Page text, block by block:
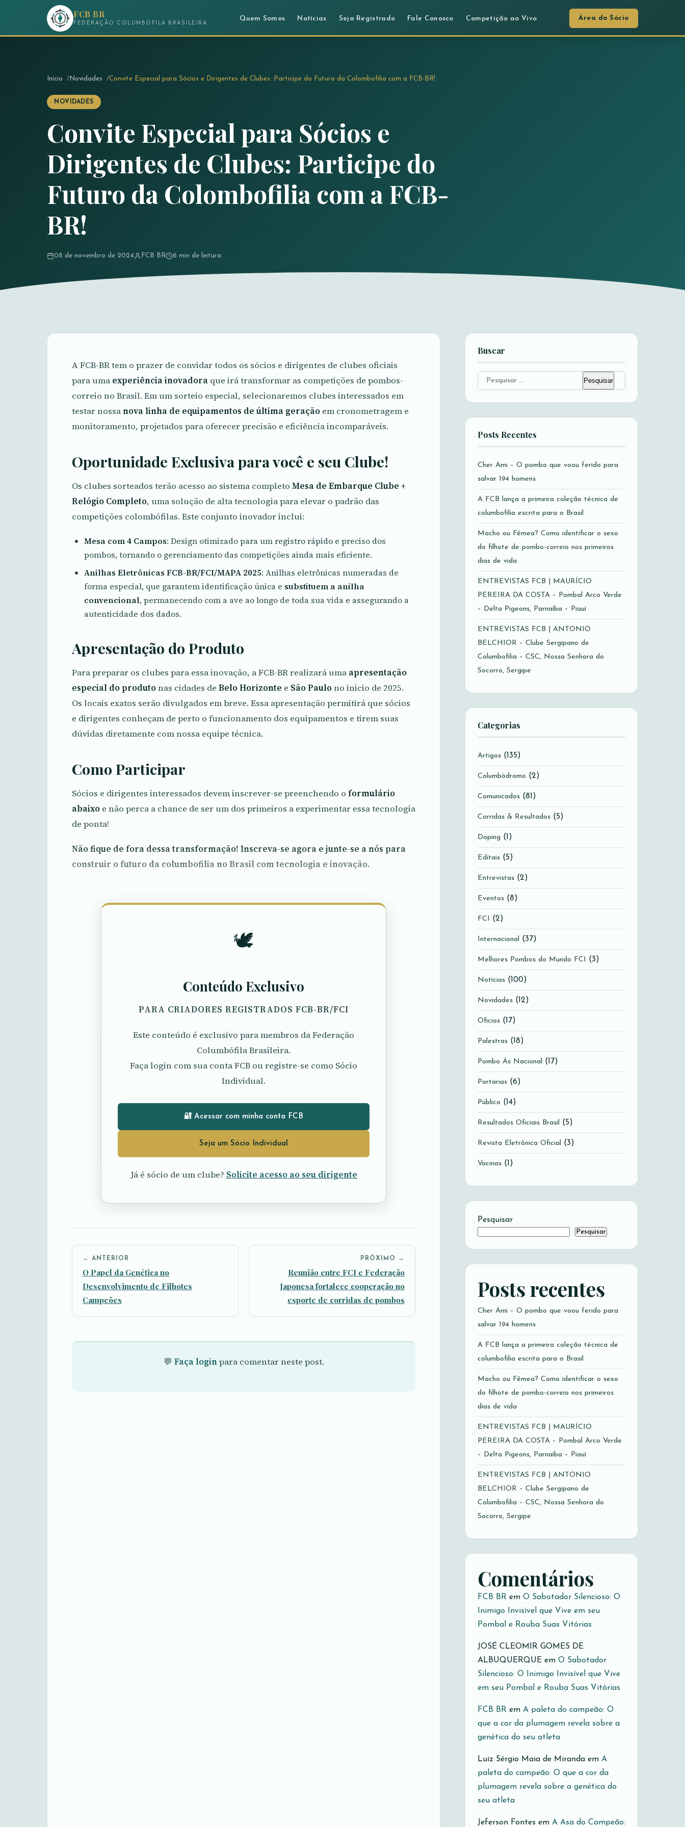
FCB BR
FEDERAÇÃO COLUMBÓFILA BRASILEIRA
Quem Somos Notícias Seja Registrado Fale Conosco Competição ao Vivo Área do Sócio
Início Novidades Convite Especial para Sócios e Dirigentes de Clubes: Participe do Futuro da Colombofilia com a FCB-BR!
NOVIDADES
Convite Especial para Sócios e
Dirigentes de Clubes: Participe do
Futuro da Colombofilia com a FCB-
BR!
08 de novembro de 2024 FCB BR 6 min de leitura
A FCB-BR tem o prazer de convidar todos os sócios e dirigentes de clubes oficiais
para uma experiência inovadora que irá transformar as competições de pombos-
correio no Brasil. Em um sorteio especial, selecionaremos clubes interessados em
testar nossanova linha de equipamentos de última geração em cronometragem e
monitoramento, projetados para oferecer precisão e eficiência incomparáveis.
Oportunidade Exclusiva para você e seu Clube!
Os clubes sorteados terão acesso ao sistema completo Mesa de Embarque Clube +
Relógio Completo, uma solução de alta tecnologia para elevar o padrão das
competições colombófilas. Este conjunto inovador inclui:
Mesa com 4 Campos: Design otimizado para um registro rápido e preciso dos
pombos, tornando o gerenciamento das competições ainda mais eficiente.
Anilhas Eletrônicas FCB-BR/FCI/MAPA 2025: Anilhas eletrônicas numeradas de
forma especial, que garantem identificação única e substituem a anilha
convencional, permanecendo com a ave ao longo de toda sua vida e assegurando a
autenticidade dos dados.
Apresentação do Produto
Para preparar os clubes para essa inovação, a FCB-BR realizará uma apresentação
especial do produtonas cidades de Belo Horizonte e São Paulono inicio de 2025.
Os locais exatos serão divulgados em breve. Essa apresentação permitirá que sócios
e dirigentes conheçam de perto o funcionamento dos equipamentos e tirem suas
dúvidas diretamente com nossa equipe técnica.
Como Participar
Sócios e dirigentes interessados devem inscrever-se preenchendo o formulário
abaixo e não perca a chance de ser um dos primeiros a experimentar essa tecnologia
de ponta!
Não fique de fora dessa transformação! Inscreva-se agora e junte-se a nós para
construir o futuro da columbofilia no Brasil com tecnologia e inovação.
🕊️
Conteúdo Exclusivo
PARA CRIADORES REGISTRADOS FCB-BR/FCI
Este conteúdo é exclusivo para membros da Federação
Columbófila Brasileira.
Faça login com sua conta FCB ou registre-se como Sócio
Individual.
🔐 Acessar com minha conta FCB
Seja um Sócio Individual
Já é sócio de um clube? Solicite acesso ao seu dirigente
← ANTERIOR
O Papel da Genética no
Desenvolvimento de Filhotes
Campeões
PRÓXIMO →
Reunião entre FCI e Federação
Japonesa fortalece cooperação no
esporte de corridas de pombos
💬 Faça loginpara comentar neste post.
Buscar
Pesquisar
por:
Posts Recentes
Cher Ami – O pombo que voou ferido para
salvar 194 homens
A FCB lança a primeira coleção técnica de
columbofilia escrita para o Brasil
Macho ou Fêmea? Como identificar o sexo
do filhote de pombo-correio nos primeiros
dias de vida
ENTREVISTAS FCB | MAURÍCIO
PEREIRA DA COSTA – Pombal Arco Verde
– Delta Pigeons, Parnaíba – Piauí
ENTREVISTAS FCB | ANTONIO
BELCHIOR – Clube Sergipano de
Columbofilia – CSC, Nossa Senhora do
Socorro, Sergipe
Categorias
Artigos (135)
Columbódromo (2)
Comunicados (81)
Corridas & Resultados (5)
Doping (1)
Editais (5)
Entrevistas (2)
Eventos (8)
FCI (2)
Internacional (37)
Melhores Pombos do Mundo FCI (3)
Notícias (100)
Novidades (12)
Oficios (17)
Palestras (18)
Pombo Ás Nacional (17)
Portarias (6)
Público (14)
Resultados Oficiais Brasil (5)
Revista Eletrônica Oficial (3)
Vacinas (1)
Pesquisar
Pesquisar
Posts recentes
Cher Ami – O pombo que voou ferido para
salvar 194 homens
A FCB lança a primeira coleção técnica de
columbofilia escrita para o Brasil
Macho ou Fêmea? Como identificar o sexo
do filhote de pombo-correio nos primeiros
dias de vida
ENTREVISTAS FCB | MAURÍCIO
PEREIRA DA COSTA – Pombal Arco Verde
– Delta Pigeons, Parnaíba – Piauí
ENTREVISTAS FCB | ANTONIO
BELCHIOR – Clube Sergipano de
Columbofilia – CSC, Nossa Senhora do
Socorro, Sergipe
Comentários
FCB BR em O Sabotador Silencioso: O
Inimigo Invisível que Vive em seu
Pombal e Rouba Suas Vitórias
JOSÉ CLEOMIR GOMES DE
ALBUQUERQUE em O Sabotador
Silencioso: O Inimigo Invisível que Vive
em seu Pombal e Rouba Suas Vitórias
FCB BR em A paleta do campeão: O
que a cor da plumagem revela sobre a
genética do seu atleta
Luiz Sérgio Maia de Miranda em A
paleta do campeão: O que a cor da
plumagem revela sobre a genética do
seu atleta
Jeferson Fontes em A Asa do Campeão: